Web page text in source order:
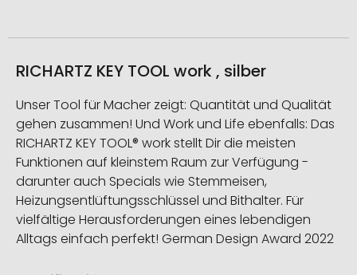
RICHARTZ KEY TOOL work , silber
Unser Tool für Macher zeigt: Quantität und Qualität
gehen zusammen! Und Work und Life ebenfalls: Das
RICHARTZ KEY TOOL® work stellt Dir die meisten
Funktionen auf kleinstem Raum zur Verfügung -
darunter auch Specials wie Stemmeisen,
Heizungsentlüftungsschlüssel und Bithalter. Für
vielfältige Herausforderungen eines lebendigen
Alltags einfach perfekt! German Design Award 2022